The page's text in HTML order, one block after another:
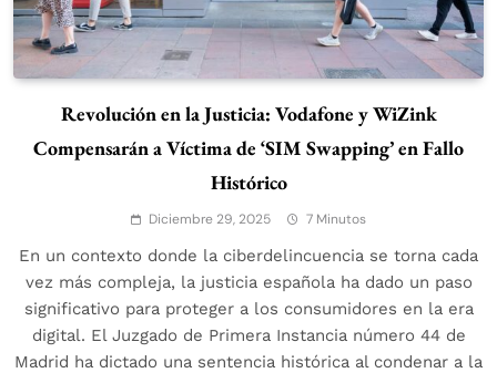
Revolución en la Justicia: Vodafone y WiZink
Compensarán a Víctima de ‘SIM Swapping’ en Fallo
Histórico
Diciembre 29, 2025 7 Minutos
En un contexto donde la ciberdelincuencia se torna cada
vez más compleja, la justicia española ha dado un paso
significativo para proteger a los consumidores en la era
digital. El Juzgado de Primera Instancia número 44 de
Madrid ha dictado una sentencia histórica al condenar a la